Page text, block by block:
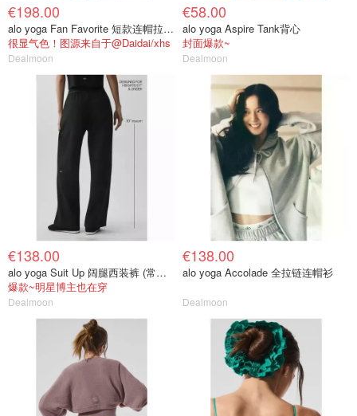
€198.00
alo yoga Fan Favorite 短款连帽拉链外套
很显气色！图源来自于@Daidai/xhs
Dealmoon
€58.00
alo yoga Aspire Tank背心
封面爆款~
Dealmoon
€138.00
alo yoga Suit Up 阔腿西装裤 (常规款)
爆款~明星博主也在穿
Dealmoon
€138.00
alo yoga Accolade 全拉链连帽衫
Dealmoon